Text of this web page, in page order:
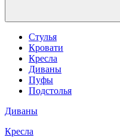
Стулья
Кровати
Кресла
Диваны
Пуфы
Подстолья
Диваны
Кресла